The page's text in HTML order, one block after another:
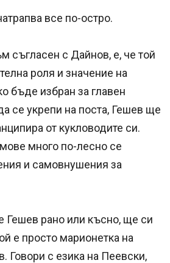
все по-остро.
съгласен с Дайнов, е, че той
роля и значение на
бъде избран за главен
се укрепи на поста, Гешев ще
от кукловодите си.
много по-лесно се
и самовнушения за
Гешев рано или късно, ще си
е просто марионетка на
Говори с езика на Пеевски,